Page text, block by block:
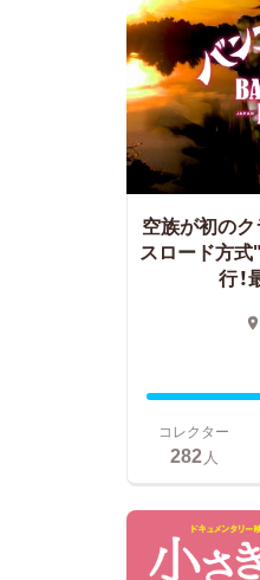
空族が初の
スロード方式
行！
コレクター
282人